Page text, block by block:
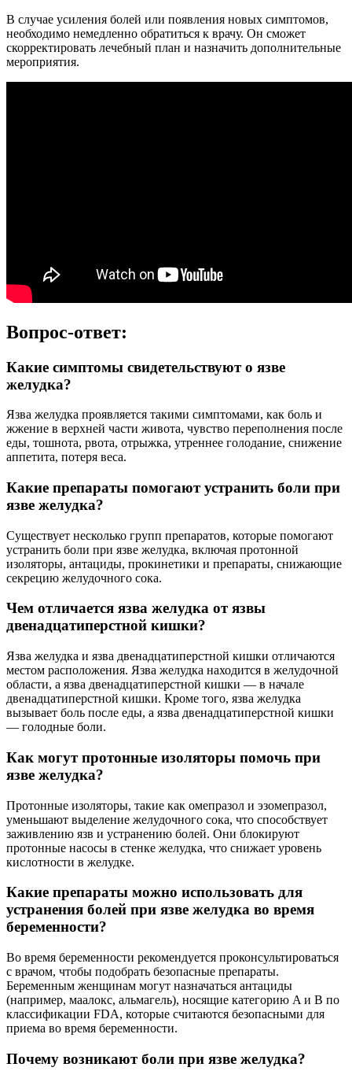
В случае усиления болей или появления новых симптомов,
необходимо немедленно обратиться к врачу. Он сможет
скорректировать лечебный план и назначить дополнительные
мероприятия.
Вопрос-ответ:
Какие симптомы свидетельствуют о язве
желудка?
Язва желудка проявляется такими симптомами, как боль и
жжение в верхней части живота, чувство переполнения после
еды, тошнота, рвота, отрыжка, утреннее голодание, снижение
аппетита, потеря веса.
Какие препараты помогают устранить боли при
язве желудка?
Существует несколько групп препаратов, которые помогают
устранить боли при язве желудка, включая протонной
изоляторы, антациды, прокинетики и препараты, снижающие
секрецию желудочного сока.
Чем отличается язва желудка от язвы
двенадцатиперстной кишки?
Язва желудка и язва двенадцатиперстной кишки отличаются
местом расположения. Язва желудка находится в желудочной
области, а язва двенадцатиперстной кишки — в начале
двенадцатиперстной кишки. Кроме того, язва желудка
вызывает боль после еды, а язва двенадцатиперстной кишки
— голодные боли.
Как могут протонные изоляторы помочь при
язве желудка?
Протонные изоляторы, такие как омепразол и эзомепразол,
уменьшают выделение желудочного сока, что способствует
заживлению язв и устранению болей. Они блокируют
протонные насосы в стенке желудка, что снижает уровень
кислотности в желудке.
Какие препараты можно использовать для
устранения болей при язве желудка во время
беременности?
Во время беременности рекомендуется проконсультироваться
с врачом, чтобы подобрать безопасные препараты.
Беременным женщинам могут назначаться антациды
(например, маалокс, альмагель), носящие категорию A и B по
классификации FDA, которые считаются безопасными для
приема во время беременности.
Почему возникают боли при язве желудка?